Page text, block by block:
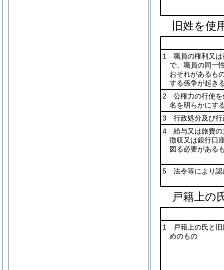
旧姓を使
1 職員の権利又は
で、職員の同一
おそれがあるも
する係争が起き
2 公権力の行使を
名を明らかにす
3 行政処分及び行
4 給与又は旅費の
徴収又は銀行口
図る必要がある
5 法令等により認
戸籍上の
1 戸籍上の氏と旧
めのもの